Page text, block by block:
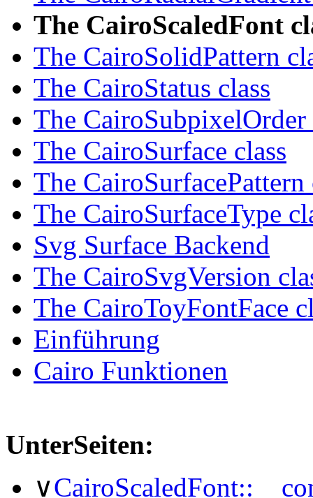
The CairoScaledFont
The CairoSolidPattern
The CairoStatus class
The CairoSubpixelOrder
The CairoSurface class
The CairoSurfacePattern
The CairoSurfaceType
Svg Surface Backend
The CairoSvgVersion
The CairoToyFontFace
Einführung
Cairo Funktionen
UnterSeiten:
∨